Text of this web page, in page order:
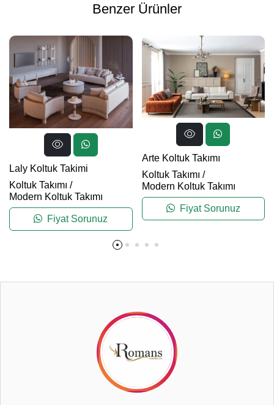
Benzer Ürünler
Laly Koltuk Takimi
Koltuk Takımı /
Modern Koltuk Takımı
Fiyat Sorunuz
Arte Koltuk Takımı
Koltuk Takımı /
Modern Koltuk Takımı
Fiyat Sorunuz